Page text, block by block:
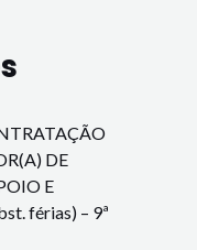
DE
E
férias) – 9ª